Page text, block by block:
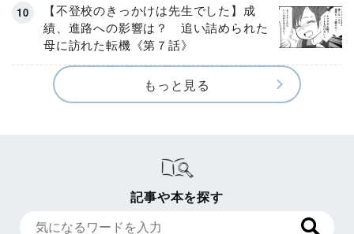
【不登校のきっかけは先生でした】成
績、進路への影響は？ 追い詰められた
母に訪れた転機《第７話》
もっと見る
記事や本を探す